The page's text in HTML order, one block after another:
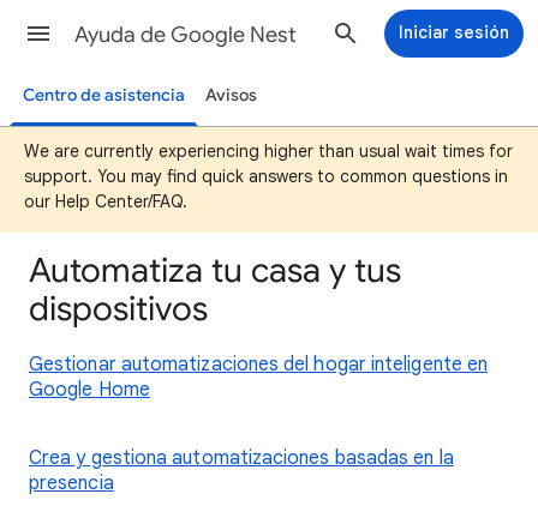
Ayuda de Google Nest Iniciar sesión
Centro de asistencia Avisos
We are currently experiencing higher than usual wait times for
support. You may find quick answers to common questions in
our Help Center/FAQ.
Automatiza tu casa y tus
dispositivos
Gestionar automatizaciones del hogar inteligente en
Google Home
Crea y gestiona automatizaciones basadas en la
presencia